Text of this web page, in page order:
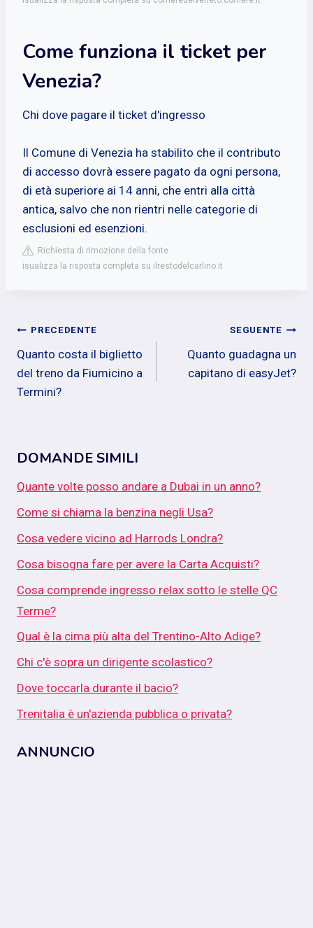
Come funziona il ticket per
Venezia?
Chi dove pagare il ticket d'ingresso
Il Comune di Venezia ha stabilito che il contributo
di accesso dovrà essere pagato da ogni persona,
di età superiore ai 14 anni, che entri alla città
antica, salvo che non rientri nelle categorie di
esclusioni ed esenzioni.
Richiesta di rimozione della fonte
isualizza la risposta completa su ilrestodelcarlino.it
Navigazione
articoli
PRECEDENTE
Quanto costa il biglietto
del treno da Fiumicino a
Termini?
SEGUENTE
Quanto guadagna un
capitano di easyJet?
DOMANDE SIMILI
Quante volte posso andare a Dubai in un anno?
Come si chiama la benzina negli Usa?
Cosa vedere vicino ad Harrods Londra?
Cosa bisogna fare per avere la Carta Acquisti?
Cosa comprende ingresso relax sotto le stelle QC
Terme?
Qual è la cima più alta del Trentino-Alto Adige?
Chi c'è sopra un dirigente scolastico?
Dove toccarla durante il bacio?
Trenitalia è un'azienda pubblica o privata?
ANNUNCIO